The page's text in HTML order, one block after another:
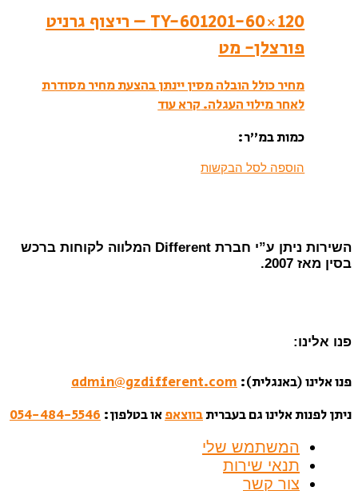
TY-601201-60×120 – ריצוף גרניט
פורצלן- מט
מחיר כולל הובלה מסין יינתן בהצעת מחיר מסודרת
לאחר מילוי העגלה.קרא עוד
כמות במ”ר:
הוספה לסל הבקשות
השירות ניתן ע”י חברת Different המלווה לקוחות ברכש
בסין מאז 2007.
פנו אלינו:
פנו אלינו (באנגלית): admin@gzdifferent.com
ניתן לפנות אלינו גם בעבריתבווצאפאו בטלפון: 054-484-5546
המשתמש שלי
תנאי שירות
צור קשר